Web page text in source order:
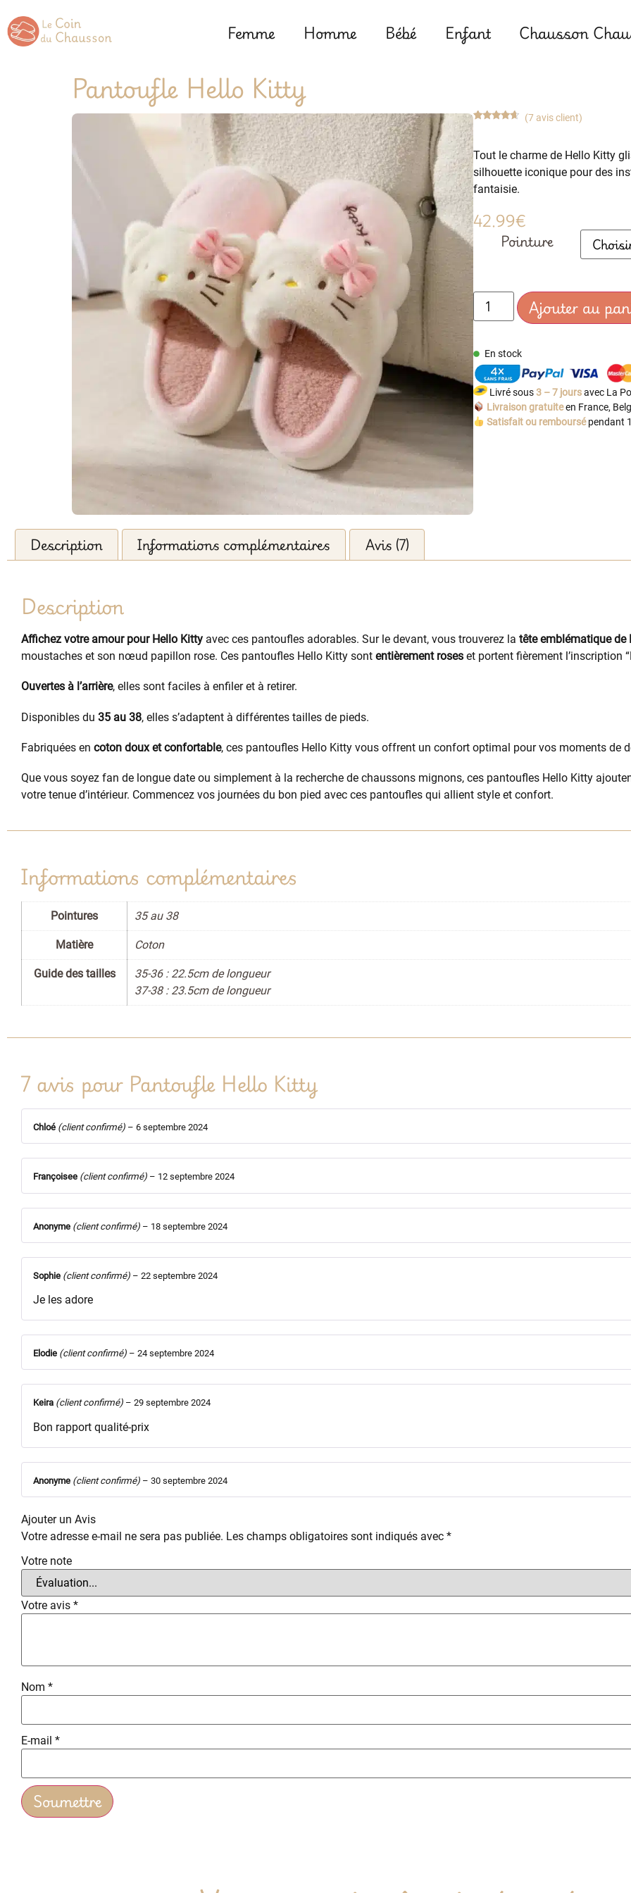
Femme Homme Bébé Enfant Chausson
Pantoufle Hello Kitty
sur
notations
client
(7 avis client)
Tout le charme de Hello Kitty
silhouette iconique pour des
fantaisie.
42.99€
Pointure
Ajouter au
En stock
Livré sous3 – 7 joursavec La
Livraison gratuiteen France,
Satisfait ou remboursépendant
Description Informations complémentaires Avis (7)
Description
Affichez votre amour pour Hello Kitty avec ces pantoufles adorables. Sur le devant, vous trouverez la tête emblématique de
moustaches et son nœud papillon rose. Ces pantoufles Hello Kitty sont entièrement roses et portent fièrement l’inscription
Ouvertes à l’arrière, elles sont faciles à enfiler et à retirer.
Disponibles du 35 au 38, elles s’adaptent à différentes tailles de pieds.
Fabriquées en coton doux et confortable, ces pantoufles Hello Kitty vous offrent un confort optimal pour vos moments de
Que vous soyez fan de longue date ou simplement à la recherche de chaussons mignons, ces pantoufles Hello Kitty
votre tenue d’intérieur. Commencez vos journées du bon pied avec ces pantoufles qui allient style et confort.
Informations complémentaires
Pointures 35 au 38
Matière Coton
Guide des tailles
35-36 : 22.5cm de longueur
37-38 : 23.5cm de longueur
7 avis pour Pantoufle Hello Kitty
Chloé (client confirmé) – 6 septembre 2024
Françoisee (client confirmé) – 12 septembre 2024
Anonyme (client confirmé) – 18 septembre 2024
Sophie (client confirmé) – 22 septembre 2024
Je les adore
Elodie (client confirmé) – 24 septembre 2024
Keira (client confirmé) – 29 septembre 2024
Bon rapport qualité-prix
Anonyme (client confirmé) – 30 septembre 2024
Ajouter un Avis
Votre adresse e-mail ne sera pas publiée. Les champs obligatoires sont indiqués avec *
Votre note
Votre avis *
Nom *
E-mail *